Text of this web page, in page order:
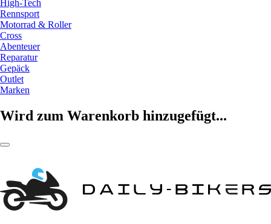
High-Tech
Rennsport
Motorrad & Roller
Cross
Abenteuer
Reparatur
Gepäck
Outlet
Marken
Wird zum Warenkorb hinzugefügt...